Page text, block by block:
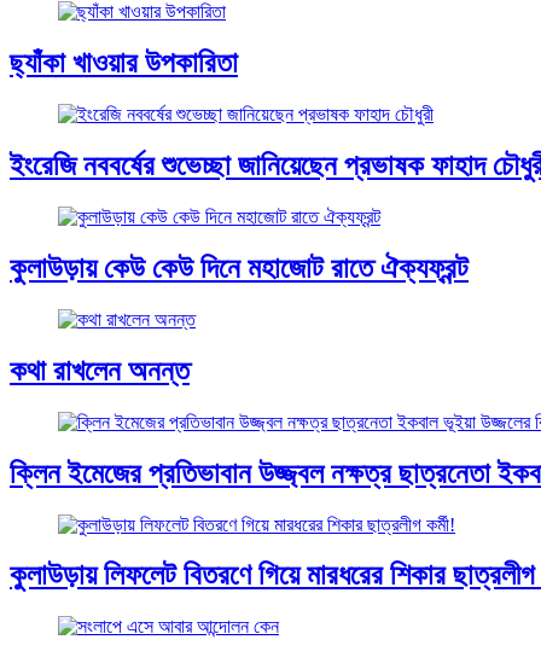
ছ্যাঁকা খাওয়ার উপকারিতা
ইংরেজি নববর্ষের শুভেচ্ছা জানিয়েছেন প্রভাষক ফাহাদ
কুলাউড়ায় কেউ কেউ দিনে মহাজোট রাতে ঐক্যফ্রন্ট
কথা রাখলেন অনন্ত
ক্লিন ইমেজের প্রতিভাবান উজ্জ্বল নক্ষত্র ছাত্রনেতা
কুলাউড়ায় লিফলেট বিতরণে গিয়ে মারধরের শিকার ছাত্রলীগ